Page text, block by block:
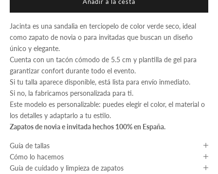
Jacinta es una sandalia en terciopelo de color verde seco, ideal
como zapato de novia o para invitadas que buscan un diseño
único y elegante.
Cuenta con un tacón cómodo de 5.5 cm y plantilla de gel para
garantizar confort durante todo el evento.
Si tu talla aparece disponible, está lista para envío inmediato.
Si no, la fabricamos personalizada para ti.
Este modelo es personalizable: puedes elegir el color, el material o
los detalles y adaptarlo a tu estilo.
Zapatos de novia e invitada hechos 100% en España.
Guía de tallas
Cómo lo hacemos
Guía de cuidado y limpieza de zapatos